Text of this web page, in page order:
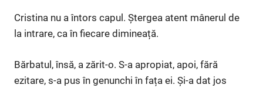
Cristina nu a întors capul. Ștergea atent mânerul de
la intrare, ca în fiecare dimineață.
Bărbatul, însă, a zărit-o. S-a apropiat, apoi, fără
ezitare, s-a pus în genunchi în fața ei. Și-a dat jos